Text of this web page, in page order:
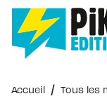
MENU
PIED DE PAGE
Accueil / Tous les